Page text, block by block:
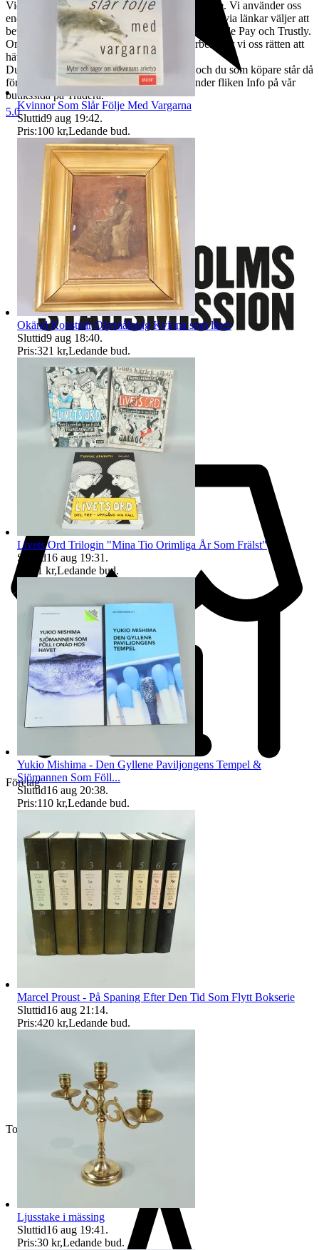
Vid vunnen auktion bör betalning ske omgående. Vi använder oss
endast av Traderabetalning, vilket innebär att du via länkar väljer att
betala med Swish, kort, Klarna, Apple Pay, Google Pay och Trustly.
Om betalning inte skett inom fem dagar förbehåller vi oss rätten att
häva köpet.
Du har rätt att ångra köpet inom 14 dagar, och du som köpare står då
för returfrakten. Mer om returer hittar du under fliken Info på vår
butikssida på Tradera.
Stadsmissionens second hand
5.0
Företag
Toppsäljare
Kvinnor Som Slår Följe Med Vargarna
Sluttid9 aug 19:42.
Pris:100 kr,Ledande bud.
Okänd Konstnär Oljemålning Kvinna som läser
Sluttid9 aug 18:40.
Pris:321 kr,Ledande bud.
Livets Ord Trilogin "Mina Tio Orimliga År Som Frälst"
Sluttid16 aug 19:31 .
1 kr,Ledande bud.
Yukio Mishima - Den Gyllene Paviljongens Tempel &
Sjömannen Som Föll...
Sluttid16 aug 20:38.
Pris:110 kr,Ledande bud.
Marcel Proust - På Spaning Efter Den Tid Som Flytt Bokserie
Sluttid16 aug 21:14.
Pris:420 kr,Ledande bud.
Ljusstake i mässing
Sluttid16 aug 19:41 .
Pris:30 kr,Ledande bud.